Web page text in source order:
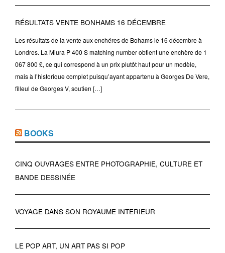
RÉSULTATS VENTE BONHAMS 16 DÉCEMBRE
Les résultats de la vente aux enchéres de Bohams le 16 décembre à
Londres. La Miura P 400 S matching number obtient une enchère de 1
067 800 £, ce qui correspond à un prix plutôt haut pour un modèle,
mais à l’historique complet puisqu’ayant appartenu à Georges De Vere,
filleul de Georges V, soutien […]
BOOKS
CINQ OUVRAGES ENTRE PHOTOGRAPHIE, CULTURE ET
BANDE DESSINÉE
VOYAGE DANS SON ROYAUME INTERIEUR
LE POP ART, UN ART PAS SI POP